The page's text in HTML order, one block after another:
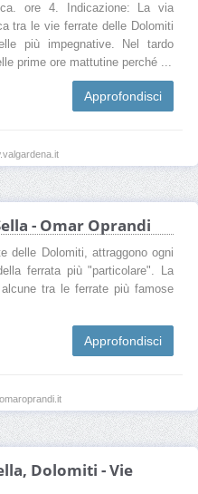
ca. ore 4. Indicazione: La via
tra le vie ferrate delle Dolomiti
più impegnative. Nel tardo
prime ore mattutine perché ...
Approfondisci
- Omar Oprandi
delle Dolomiti, attraggono ogni
ferrata più "particolare". La
tra le ferrate più famose
Approfondisci
Dolomiti - Vie